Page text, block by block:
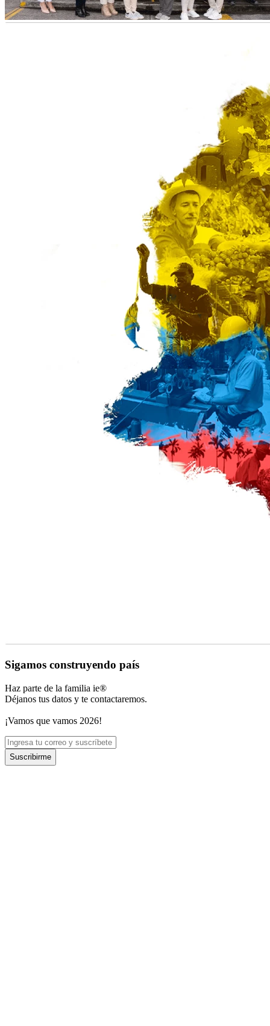
Sigamos construyendo país
Haz parte de la familia ie®
Déjanos tus datos y te contactaremos.
¡Vamos que vamos 2026!
Suscribirme